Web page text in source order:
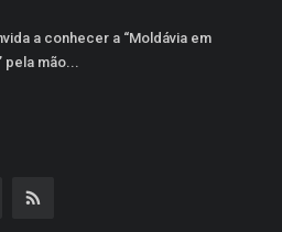
a conhecer a “Moldávia em
pela mão...